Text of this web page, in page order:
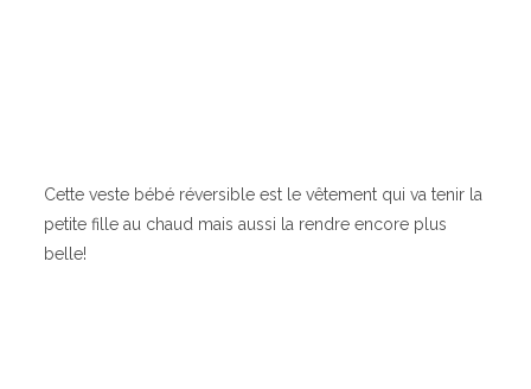
Cette veste bébé réversible est le vêtement qui va tenir la
petite fille au chaud mais aussi la rendre encore plus
belle!